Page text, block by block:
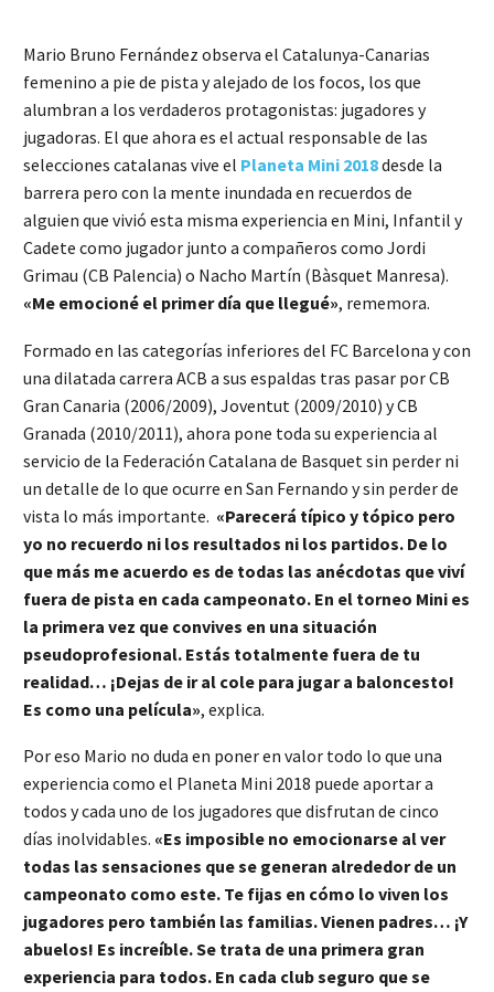
Mario Bruno Fernández observa el Catalunya-Canarias
femenino a pie de pista y alejado de los focos, los que
alumbran a los verdaderos protagonistas: jugadores y
jugadoras. El que ahora es el actual responsable de las
selecciones catalanas vive el Planeta Mini 2018desde la
barrera pero con la mente inundada en recuerdos de
alguien que vivió esta misma experiencia en Mini, Infantil y
Cadete como jugador junto a compañeros como Jordi
Grimau (CB Palencia) o Nacho Martín (Bàsquet Manresa).
«Me emocioné el primer día que llegué», rememora.
Formado en las categorías inferiores del FC Barcelona y con
una dilatada carrera ACB a sus espaldas tras pasar por CB
Gran Canaria (2006/2009), Joventut (2009/2010) y CB
Granada (2010/2011), ahora pone toda su experiencia al
servicio de la Federación Catalana de Basquet sin perder ni
un detalle de lo que ocurre en San Fernando y sin perder de
vista lo más importante. «Parecerá típico y tópico pero
yo no recuerdo ni los resultados ni los partidos. De lo
que más me acuerdo es de todas las anécdotas que viví
fuera de pista en cada campeonato. En el torneo Mini es
la primera vez que convives en una situación
pseudoprofesional. Estás totalmente fuera de tu
realidad… ¡Dejas de ir al cole para jugar a baloncesto!
Es como una película», explica.
Por eso Mario no duda en poner en valor todo lo que una
experiencia como el Planeta Mini 2018 puede aportar a
todos y cada uno de los jugadores que disfrutan de cinco
días inolvidables. «Es imposible no emocionarse al ver
todas las sensaciones que se generan alrededor de un
campeonato como este. Te fijas en cómo lo viven los
jugadores pero también las familias. Vienen padres… ¡Y
abuelos! Es increíble. Se trata de una primera gran
experiencia para todos. En cada club seguro que se